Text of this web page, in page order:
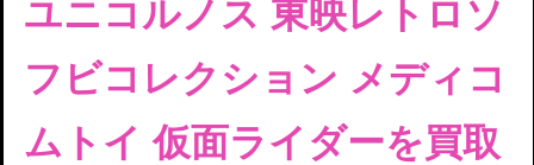
ユニコルノス 東映レトロソ
フビコレクション メディコ
ムトイ 仮面ライダーを買取